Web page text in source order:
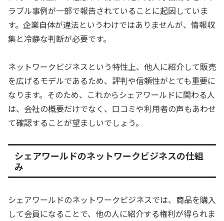
ラブル事例が一部で報告されていることに起因していま
す。企業自体が違法というわけではありませんが、情報収
集と冷静な判断が必要です。
ネットワークビジネスという特性上、他人に紹介して販売
を広げるモデルであるため、評判や信頼性がとても重要に
なります。そのため、これからシェアワールドに関わる人
は、会社の概要だけでなく、口コミや利用者の声もあわせ
て確認することが望ましいでしょう。
シェアワールドのネットワークビジネスの仕組
み
シェアワールドのネットワークビジネスでは、商品を購入
して会員になることで、他の人に紹介する権利が得られま